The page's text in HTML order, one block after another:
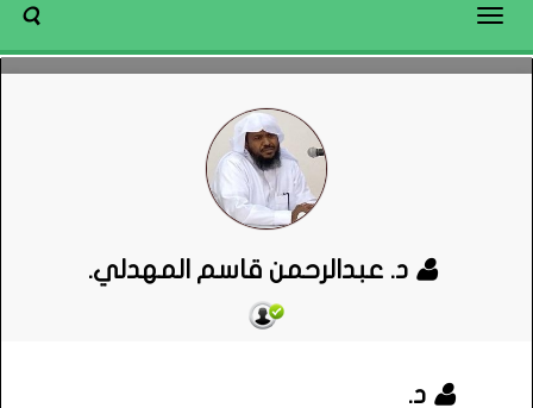
Toggle
د. عبدالرحمن قاسم المهدلي.
د.